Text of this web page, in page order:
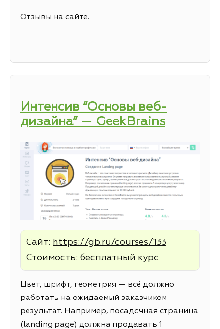
Отзывы на сайте.
Интенсив “Основы веб-
дизайна” — GeekBrains
Сайт: https://gb.ru/courses/133
Стоимость: бесплатный курс
Цвет, шрифт, геометрия — всё должно
работать на ожидаемый заказчиком
результат. Например, посадочная страница
(landing page) должна продавать 1